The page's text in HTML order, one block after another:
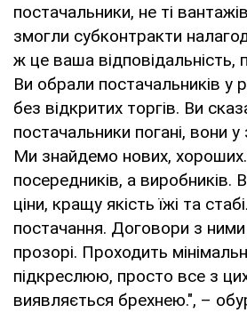
постачальники, не ті
змогли субконтракти
ж це ваша відповідальність,
Ви обрали постачальників у
без відкритих торгів. Ви
постачальники погані, вони
Ми знайдемо нових,
посередників, а виробників.
ціни, кращу якість їжі та
постачання. Договори з ними
прозорі. Проходить
підкреслюю, просто все з
виявляється брехнею.", –